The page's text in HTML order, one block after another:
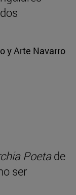
y Arte Navarro
Poetade
ser